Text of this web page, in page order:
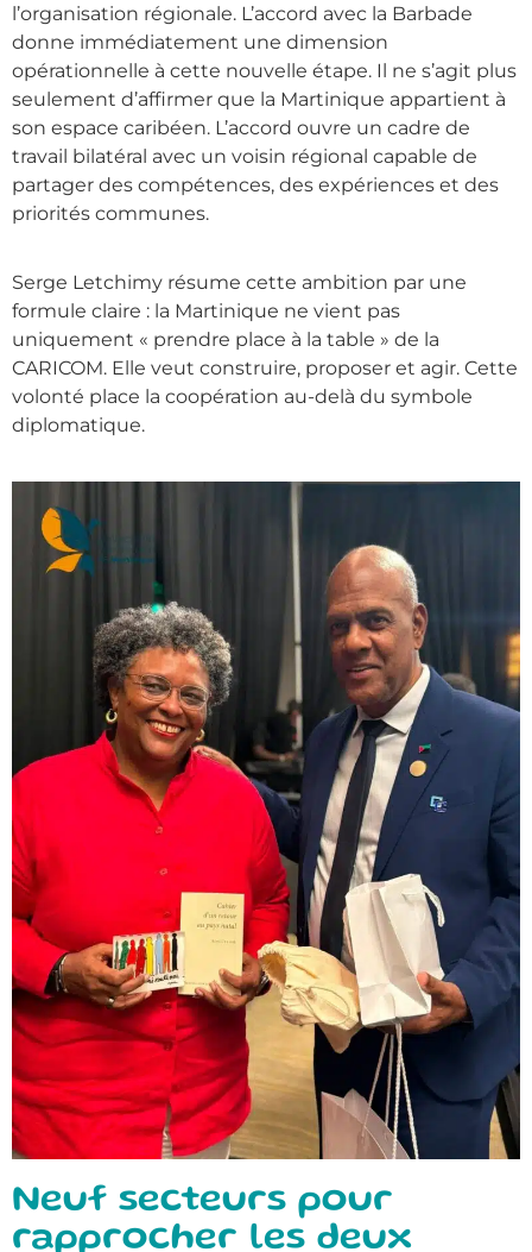
l’organisation régionale. L’accord avec la Barbade
donne immédiatement une dimension
opérationnelle à cette nouvelle étape. Il ne s’agit plus
seulement d’affirmer que la Martinique appartient à
son espace caribéen. L’accord ouvre un cadre de
travail bilatéral avec un voisin régional capable de
partager des compétences, des expériences et des
priorités communes.
Serge Letchimy résume cette ambition par une
formule claire : la Martinique ne vient pas
uniquement « prendre place à la table » de la
CARICOM. Elle veut construire, proposer et agir. Cette
volonté place la coopération au-delà du symbole
diplomatique.
Neuf secteurs pour
rapprocher les deux